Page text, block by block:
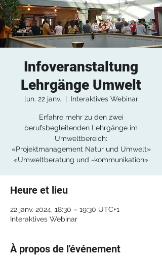
Infoveranstaltung
Lehrgänge Umwelt
lun. 22 janv.
  |
Interaktives Webinar
Erfahre mehr zu den zwei
berufsbegleitenden Lehrgänge im
Umweltbereich:
«Projektmanagement Natur und Umwelt»
«Umweltberatung und -kommunikation»
Heure et lieu
22 janv. 2024, 18:30 – 19:30 UTC+1
Interaktives Webinar
À propos de l'événement